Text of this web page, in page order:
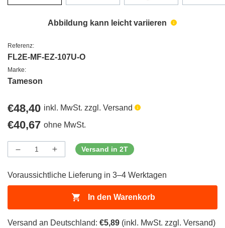
Abbildung kann leicht variieren
Referenz:
FL2E-MF-EZ-107U-O
Marke:
Tameson
Regulärer
Preis
€48,40 inkl. MwSt. zzgl. Versand
Regulärer
Preis
€40,67 ohne MwSt.
Menge
Menge
verringern
ProductDrop
Menge
erhöhen
ProductDrop
Versand in 2T
Voraussichtliche Lieferung in 3–4 Werktagen
In den Warenkorb
Versand an Deutschland: €5,89 (inkl. MwSt. zzgl. Versand)